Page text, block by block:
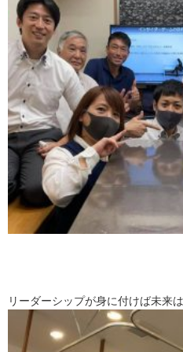
リーダーシップが身に付けば未来